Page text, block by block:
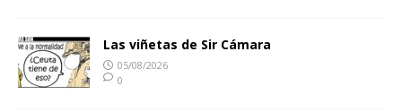
Las viñetas de Sir Cámara
05/08/2026
0